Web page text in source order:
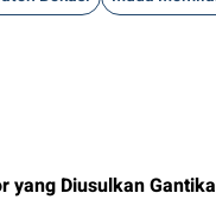
yang Diusulkan